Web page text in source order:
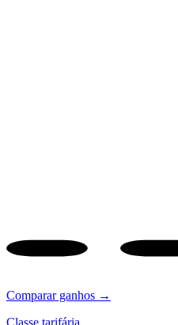
Comparar ganhos →
Classe tarifária